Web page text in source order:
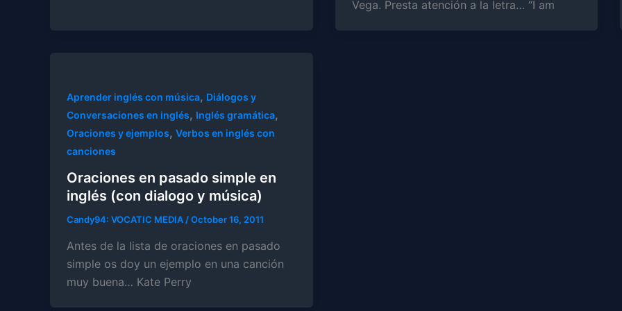
Vega. Presta atención a la letra… “I am
Aprender inglés con música, Diálogos y
Conversaciones en inglés, Inglés gramática,
Oraciones y ejemplos, Verbos en inglés con
canciones
Oraciones en pasado simple en
inglés (con dialogo y música)
Candy94: VOCATIC MEDIA /October 16, 2011
Antes de la lista de oraciones en pasado
simple os doy un ejemplo en una canción
muy buena… Kate Perry